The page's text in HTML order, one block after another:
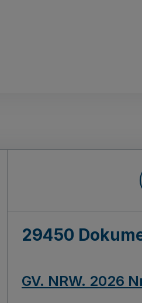
29450
GV. NRW. 2026